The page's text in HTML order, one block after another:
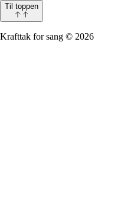
Til toppen
Krafttak for sang © 2026